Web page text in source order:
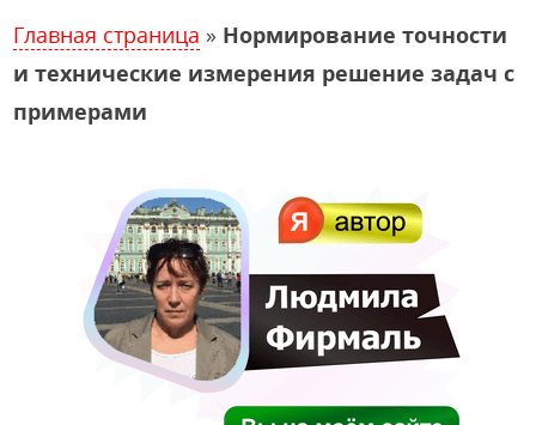
Главная страница » Нормирование точности
и технические измерения решение задач с
примерами